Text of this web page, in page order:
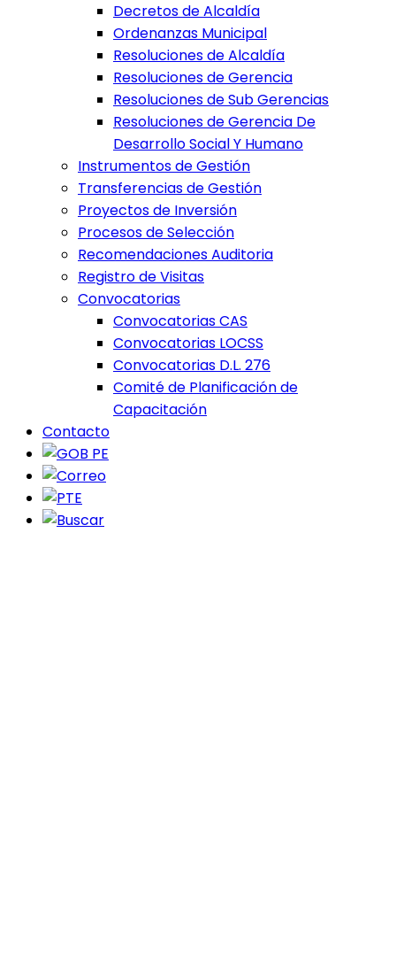
Decretos de Alcaldía
Ordenanzas Municipal
Resoluciones de Alcaldía
Resoluciones de Gerencia
Resoluciones de Sub Gerencias
Resoluciones de Gerencia De
Desarrollo Social Y Humano
Instrumentos de Gestión
Transferencias de Gestión
Proyectos de Inversión
Procesos de Selección
Recomendaciones Auditoria
Registro de Visitas
Convocatorias
Convocatorias CAS
Convocatorias LOCSS
Convocatorias D.L. 276
Comité de Planificación de
Capacitación
Contacto